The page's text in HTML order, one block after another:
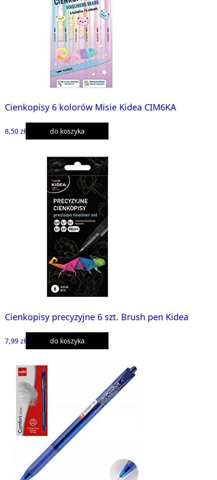
Cienkopisy 6 kolorów Misie Kidea CIM6KA
8,50 zł do koszyka
Cienkopisy precyzyjne 6 szt. Brush pen Kidea
7,99 zł do koszyka